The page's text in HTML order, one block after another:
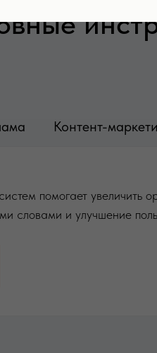
Контент-
помогает увеличить
словами и улучшение